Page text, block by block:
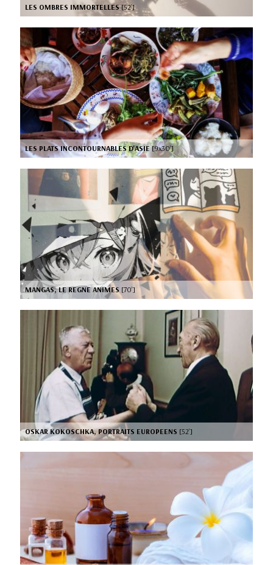
LES OMBRES IMMORTELLES[52’]
LES PLATS INCONTOURNABLES D'ASIE[9x30’]
MANGAS, LE REGNE ANIMES [70’]
OSKAR KOKOSCHKA, PORTRAITS EUROPEENS [52’]